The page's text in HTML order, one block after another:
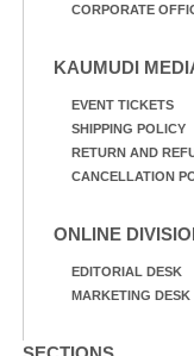
CORPORATE
KAUMUDI
EVENT TICKETS
SHIPPING POLICY
RETURN AND
CANCELLATION
ONLINE
EDITORIAL DESK
MARKETING DESK